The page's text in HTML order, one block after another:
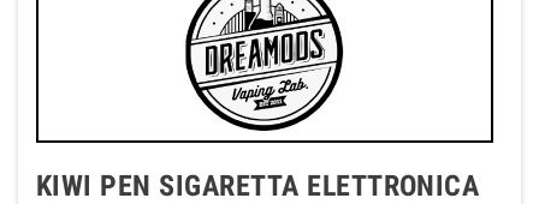
KIWI PEN SIGARETTA ELETTRONICA